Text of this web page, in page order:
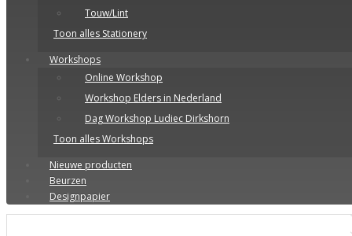
Touw/Lint
Toon alles Stationery
Workshops
Online Workshop
Workshop Elders in Nederland
Dag Workshop Ludiec Dirkshorn
Toon alles Workshops
Nieuwe producten
Beurzen
Designpapier